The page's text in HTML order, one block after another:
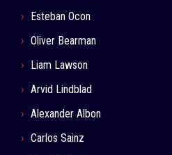
Esteban Ocon
Oliver Bearman
Liam Lawson
Arvid Lindblad
Alexander Albon
Carlos Sainz